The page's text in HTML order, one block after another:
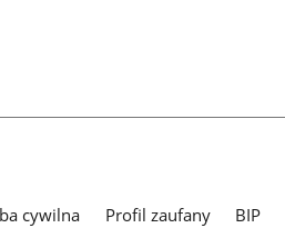
cywilna Profil zaufany BIP